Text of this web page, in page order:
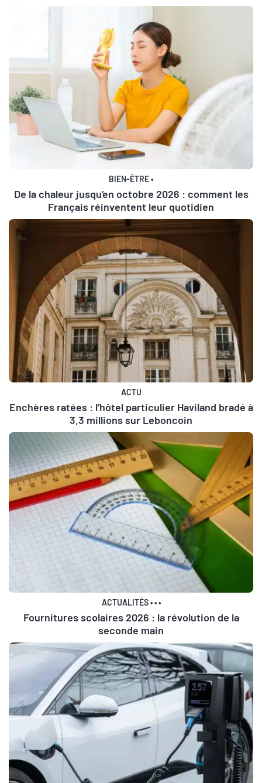
BIEN-ÊTRE•
De la chaleur jusqu’en octobre 2026 : comment les
Français réinventent leur quotidien
ACTU
Enchères ratées : l’hôtel particulier Haviland bradé à
3,3 millions sur Leboncoin
ACTUALITÉS•••
Fournitures scolaires 2026 : la révolution de la
seconde main